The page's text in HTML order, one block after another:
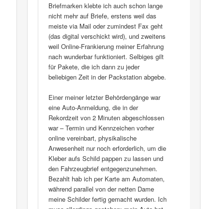
Briefmarken klebte ich auch schon lange
nicht mehr auf Briefe, erstens weil das
meiste via Mail oder zumindest Fax geht
(das digital verschickt wird), und zweitens
weil Online-Frankierung meiner Erfahrung
nach wunderbar funktioniert. Selbiges gilt
für Pakete, die ich dann zu jeder
beliebigen Zeit in der Packstation abgebe.
Einer meiner letzter Behördengänge war
eine Auto-Anmeldung, die in der
Rekordzeit von 2 Minuten abgeschlossen
war – Termin und Kennzeichen vorher
online vereinbart, physikalische
Anwesenheit nur noch erforderlich, um die
Kleber aufs Schild pappen zu lassen und
den Fahrzeugbrief entgegenzunehmen.
Bezahlt hab ich per Karte am Automaten,
während parallel von der netten Dame
meine Schilder fertig gemacht wurden. Ich